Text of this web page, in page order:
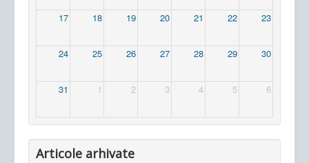
17 18 19 20 21 22 23
24 25 26 27 28 29 30
31 1 2 3 4 5 6
Articole arhivate